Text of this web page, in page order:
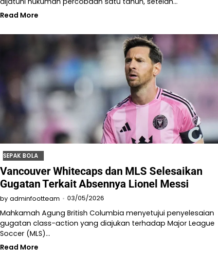
Read More
SEPAK BOLA
Vancouver Whitecaps dan MLS Selesaikan
Gugatan Terkait Absennya Lionel Messi
by adminfootteam 03/05/2026
Mahkamah Agung British Columbia menyetujui penyelesaian
gugatan class-action yang diajukan terhadap Major League
Soccer (MLS)…
Read More